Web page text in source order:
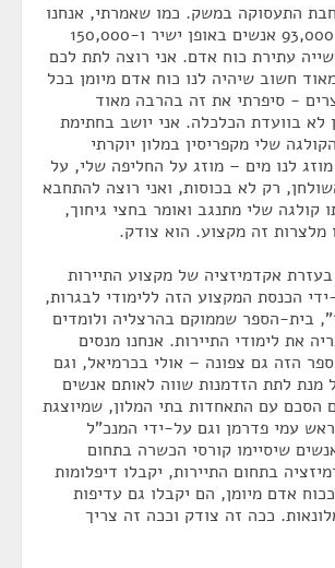
התעסוקה במשק. כמו שאמרתי, אנחנו
נותנים תעסוקה ל-93,000 אנשים באופן ישיר ו-150,000
עתירת כוח אדם. אני רוצה לתת לכם
חשוב שיהיה לנו כוח אדם מיומן בכל
- סיפרתי את זה בהרבה מאוד
לא בוועדת הכלכלה. אני יושב בחתימת
שלי מקפריסין במלון יוקרתי
לנו מים – מוזג על החליפה שלי, על
רק לא בכוסות, ואני רוצה להתחבא
קולגה שלי מתנגב ואומר בחצי גיחוך,
מלצרות זה מקצוע. הוא צודק.
אקדמיזציה של מקצוע התיירות
הכנסת המקצוע הזה ללימודי לבגרות,
בית-הספר שממוקם בהרצליה ולומדים
את לימודי התיירות. אנחנו מנסים
הזה גם צפונה – אולי בכרמיאל, וגם
לתת הזדמנות שווה לאותם אנשים
הסכם עם התאחדות בתי המלון, שמיוצגת
עמי פדרמן וגם על-ידי המנכ"ל
שיסיימו קורסי הכשרה בתחום
בתחום התיירות, יקבלו דיפלומות
אדם מיומן, הם יקבלו גם עדיפות
ככה זה צודק וככה זה צריך